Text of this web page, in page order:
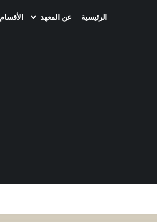
الرئيسية عن المعهد الأقسام